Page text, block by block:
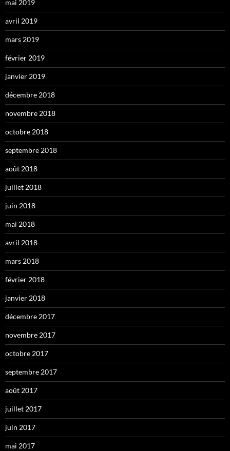
mai 2019
avril 2019
mars 2019
février 2019
janvier 2019
décembre 2018
novembre 2018
octobre 2018
septembre 2018
août 2018
juillet 2018
juin 2018
mai 2018
avril 2018
mars 2018
février 2018
janvier 2018
décembre 2017
novembre 2017
octobre 2017
septembre 2017
août 2017
juillet 2017
juin 2017
mai 2017